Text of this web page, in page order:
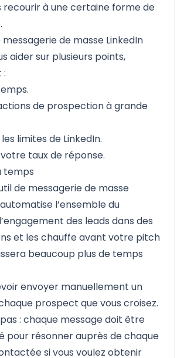
recourir à une certaine forme de
messagerie de masse LinkedIn
aider sur plusieurs points,
:
de prospection à grande
limites de LinkedIn.
taux de réponse.
temps
de messagerie de masse
l’ensemble du
des leads dans des
et les chauffe avant votre pitch
beaucoup plus de temps
envoyer manuellement un
prospect que vous croisez.
pas : chaque message doit être
pour résonner auprès de chaque
si vous voulez obtenir